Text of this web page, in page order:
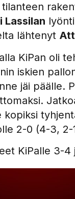
Lassilan
lähtenyt
KiPan oli
iskien
jäi
kopiksi
2-0 (4-3, 2-
KiPalle 3-4